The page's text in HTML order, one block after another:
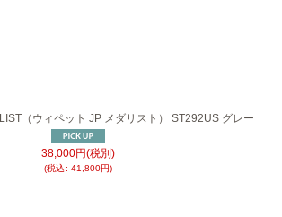
（ウィペット JP メダリスト） ST292US グレー
38,000円(税別)
(税込: 41,800円)